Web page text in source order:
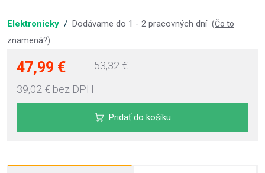
Elektronicky / Dodávame do 1 - 2 pracovných dní (Čo to
znamená?)
47,99 €
39,02 € bez DPH
53,32 €
Pridať do košíku